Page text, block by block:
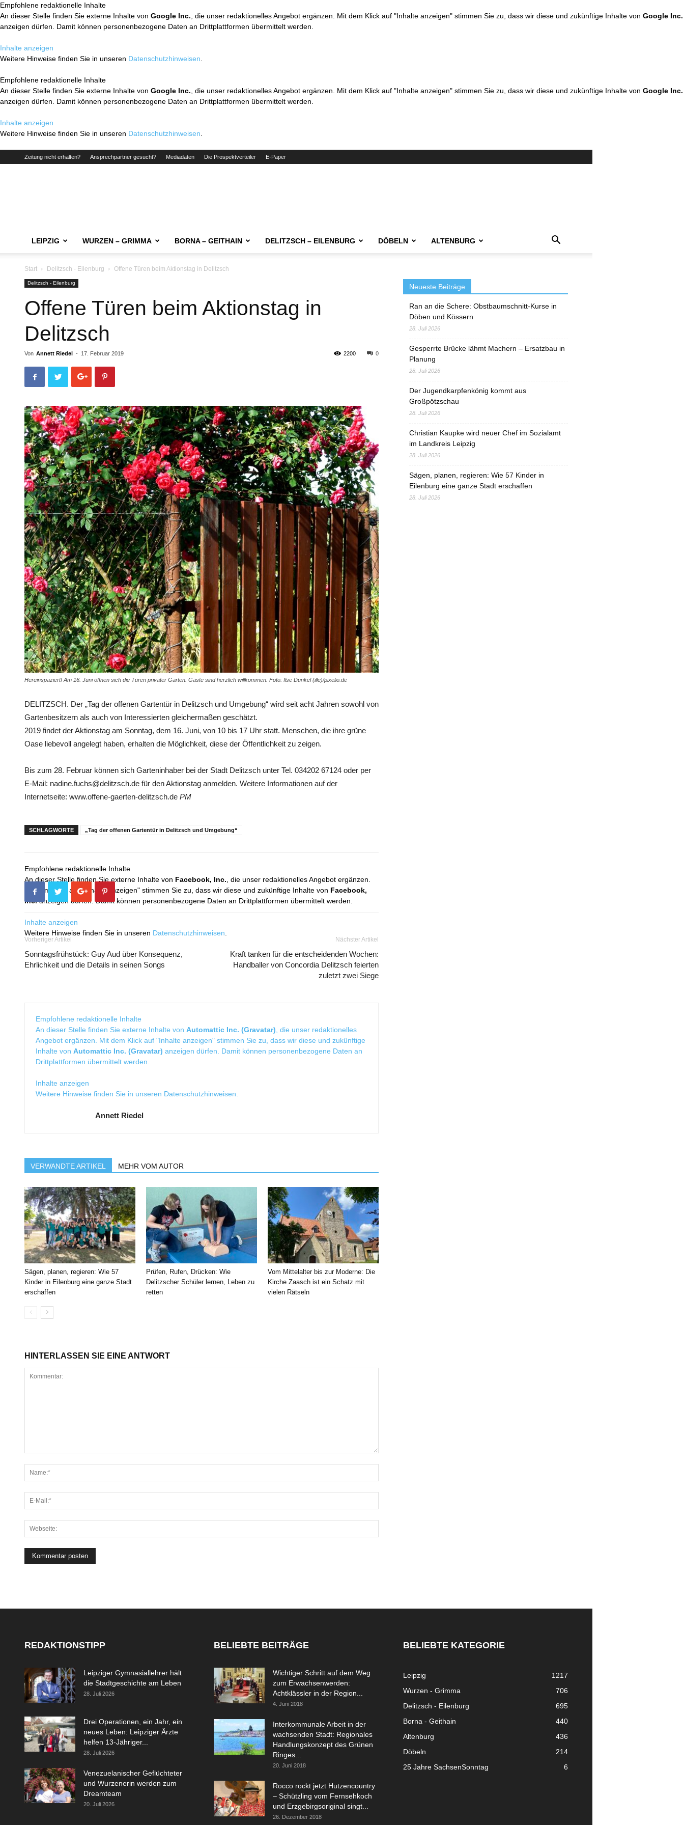
Empfohlene redaktionelle Inhalte
An dieser Stelle finden Sie externe Inhalte von Google Inc. , die unser redaktionelles Angebot ergänzen. Mit dem Klick auf "Inhalte anzeigen" stimmen Sie zu, dass wir diese und zukünftige Inhalte von Google Inc.
anzeigen dürfen. Damit können personenbezogene Daten an Drittplattformen übermittelt werden.
Inhalte anzeigen
Weitere Hinweise finden Sie in unseren Datenschutzhinweisen
Empfohlene redaktionelle Inhalte
An dieser Stelle finden Sie externe Inhalte von Google Inc. , die unser redaktionelles Angebot ergänzen. Mit dem Klick auf "Inhalte anzeigen" stimmen Sie zu, dass wir diese und zukünftige Inhalte von Google Inc.
anzeigen dürfen. Damit können personenbezogene Daten an Drittplattformen übermittelt werden.
Inhalte anzeigen
Weitere Hinweise finden Sie in unseren Datenschutzhinweisen
Zeitung nicht erhalten? Ansprechpartner gesucht? Mediadaten Die Prospektverteiler E-Paper
LEIPZIG WURZEN – GRIMMA BORNA – GEITHAIN DELITZSCH – EILENBURG DÖBELN ALTENBURG
Start Delitzsch - Eilenburg Offene Türen beim Aktionstag in Delitzsch
Delitzsch - Eilenburg
Offene Türen beim Aktionstag in
Delitzsch
Von Annett Riedel - 17. Februar 2019 0
2200
Hereinspaziert! Am 16. Juni öffnen sich die Türen privater Gärten. Gäste sind herzlich willkommen. Foto: Ilse Dunkel (ille)/pixelio.de
DELITZSCH. Der „Tag der offenen Gartentür in Delitzsch und Umgebung“ wird seit acht Jahren sowohl von
Gartenbesitzern als auch von Interessierten gleichermaßen geschätzt.
2019 findet der Aktionstag am Sonntag, dem 16. Juni, von 10 bis 17 Uhr statt. Menschen, die ihre grüne
Oase liebevoll angelegt haben, erhalten die Möglichkeit, diese der Öffentlichkeit zu zeigen.
Bis zum 28. Februar können sich Garteninhaber bei der Stadt Delitzsch unter Tel. 034202 67124 oder per
E-Mail: nadine.fuchs@delitzsch.de für den Aktionstag anmelden. Weitere Informationen auf der
Internetseite: www.offene-gaerten-delitzsch.de PM
SCHLAGWORTE „Tag der offenen Gartentür in Delitzsch und Umgebung“
Empfohlene redaktionelle Inhalte
An dieser Stelle finden Sie externe Inhalte von Facebook, Inc. , die unser redaktionelles Angebot ergänzen.
Mit dem Klick auf "Inhalte anzeigen" stimmen Sie zu, dass wir diese und zukünftige Inhalte von Facebook,
Inc.anzeigen dürfen. Damit können personenbezogene Daten an Drittplattformen übermittelt werden.
Inhalte anzeigen
Weitere Hinweise finden Sie in unseren Datenschutzhinweisen
Vorheriger Artikel
Sonntagsfrühstück: Guy Aud über Konsequenz,
Ehrlichkeit und die Details in seinen Songs
Nächster Artikel
Kraft tanken für die entscheidenden Wochen:
Handballer von Concordia Delitzsch feierten
zuletzt zwei Siege
Empfohlene redaktionelle Inhalte
An dieser Stelle finden Sie externe Inhalte von Automattic Inc. (Gravatar) , die unser redaktionelles
Angebot ergänzen. Mit dem Klick auf "Inhalte anzeigen" stimmen Sie zu, dass wir diese und zukünftige
Inhalte von Automattic Inc. (Gravatar) anzeigen dürfen. Damit können personenbezogene Daten an
Drittplattformen übermittelt werden.
Inhalte anzeigen
Weitere Hinweise finden Sie in unseren Datenschutzhinweisen
Annett Riedel
VERWANDTE ARTIKEL MEHR VOM AUTOR
Sägen, planen, regieren: Wie 57
Kinder in Eilenburg eine ganze Stadt
erschaffen
Prüfen, Rufen, Drücken: Wie
Delitzscher Schüler lernen, Leben zu
retten
Vom Mittelalter bis zur Moderne: Die
Kirche Zaasch ist ein Schatz mit
vielen Rätseln
HINTERLASSEN SIE EINE ANTWORT
Neueste Beiträge
Ran an die Schere: Obstbaumschnitt-Kurse in
Döben und Kössern
28. Juli 2026
Gesperrte Brücke lähmt Machern – Ersatzbau in
Planung
28. Juli 2026
Der Jugendkarpfenkönig kommt aus
Großpötzschau
28. Juli 2026
Christian Kaupke wird neuer Chef im Sozialamt
im Landkreis Leipzig
28. Juli 2026
Sägen, planen, regieren: Wie 57 Kinder in
Eilenburg eine ganze Stadt erschaffen
28. Juli 2026
REDAKTIONSTIPP
Leipziger Gymnasiallehrer hält
die Stadtgeschichte am Leben
28. Juli 2026
Drei Operationen, ein Jahr, ein
neues Leben: Leipziger Ärzte
helfen 13-Jähriger...
28. Juli 2026
Venezuelanischer Geflüchteter
und Wurzenerin werden zum
Dreamteam
20. Juli 2026
BELIEBTE BEITRÄGE
Wichtiger Schritt auf dem Weg
zum Erwachsenwerden:
Achtklässler in der Region...
4. Juni 2018
Interkommunale Arbeit in der
wachsenden Stadt: Regionales
Handlungskonzept des Grünen
Ringes...
20. Juni 2018
Rocco rockt jetzt Hutzencountry
– Schützling vom Fernsehkoch
und Erzgebirgsoriginal singt...
26. Dezember 2018
BELIEBTE KATEGORIE
Leipzig
1217
Wurzen - Grimma
706
Delitzsch - Eilenburg
695
Borna - Geithain
440
Altenburg
436
Döbeln
214
25 Jahre SachsenSonntag
6